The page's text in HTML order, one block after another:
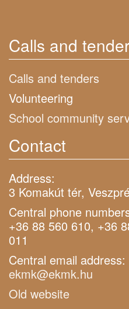
Calls and
Calls and tenders
Volunteering
School community
Contact
Address:
3 Komakút tér,
Central phone
+36 88 560 610, +36
011
Central email address:
ekmk@ekmk.hu
Old website